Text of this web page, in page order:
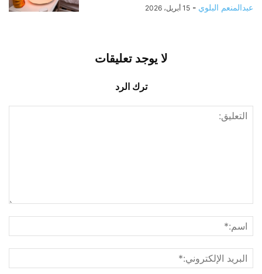
عبدالمنعم البلوي - 15 أبريل، 2026
لا يوجد تعليقات
ترك الرد